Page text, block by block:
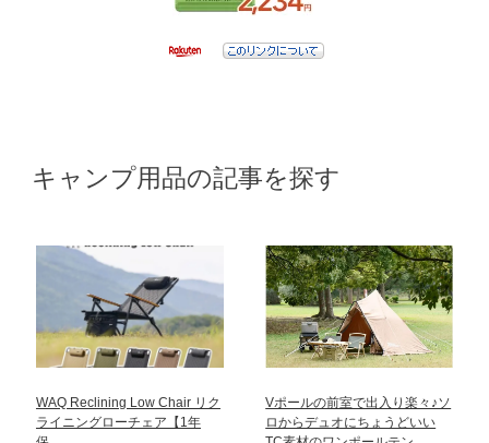
キャンプ用品の記事を探す
WAQ Reclining Low Chair リク
ライニングローチェア【1年
Vポールの前室で出入り楽々♪ソ
ロからデュオにちょうどいい